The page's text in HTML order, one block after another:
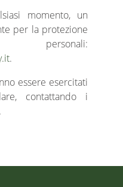
momento, un
per la protezione
.
essere esercitati
contattando i